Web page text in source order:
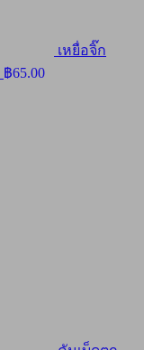
เหยื่อจิ๊ก
฿65.00